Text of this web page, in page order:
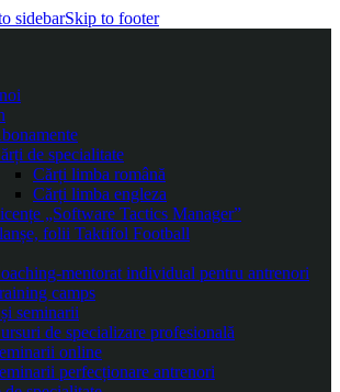
sidebarSkip to footer
de specialitate
Cărți limba română
Cărți limba engleza
„Software Tactics Manager”
folii Taktifol Football
mentorat individual pentru antrenori
camps
seminarii
de specializare profesională
online
perfecționare antrenori